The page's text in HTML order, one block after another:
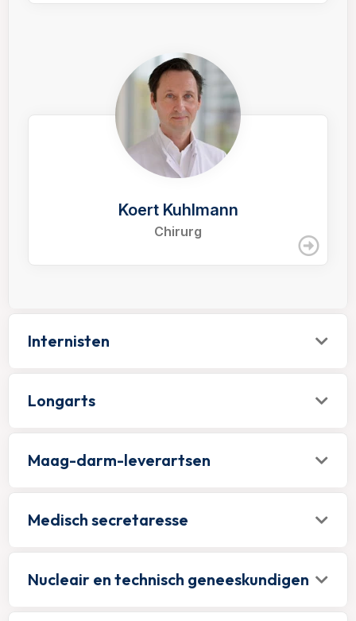
Koert Kuhlmann
Chirurg
Internisten
Longarts
Maag-darm-leverartsen
Medisch secretaresse
Nucleair en technisch geneeskundigen